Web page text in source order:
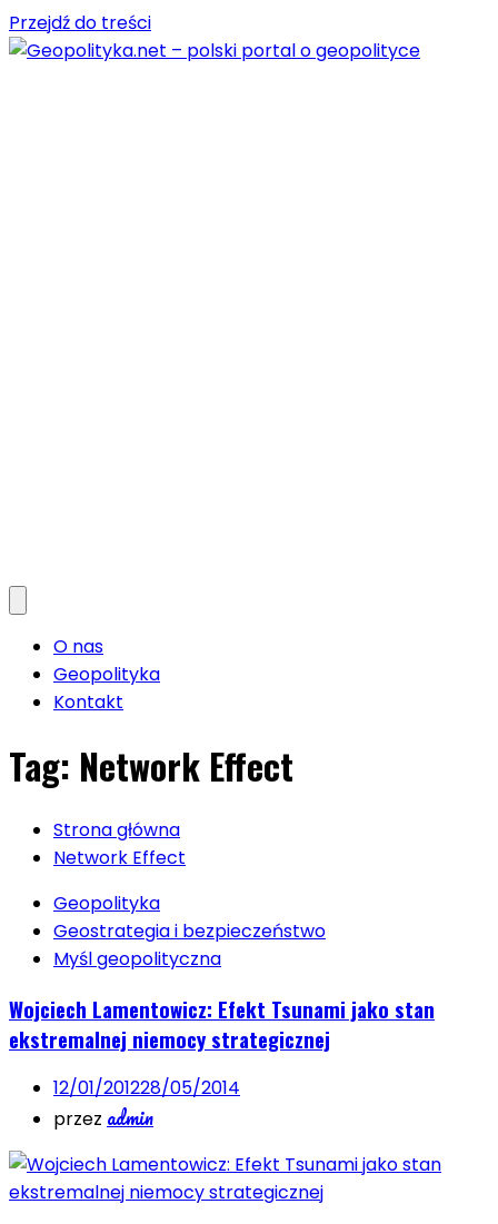
Przejdź do treści
O nas
Geopolityka
Kontakt
Tag: Network Effect
Strona główna
Network Effect
Geopolityka
Geostrategia i bezpieczeństwo
Myśl geopolityczna
Wojciech Lamentowicz: Efekt Tsunami jako stan
ekstremalnej niemocy strategicznej
12/01/201228/05/2014
przez admin